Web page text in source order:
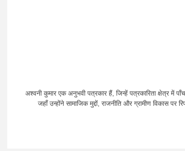
अश्वनी कुमार एक अनुभवी पत्रकार हैं, जिन्हें पत्रकारिता क्षेत्र में
जहाँ उन्होंने सामाजिक मुद्दों, राजनीति और ग्रामीण विकास